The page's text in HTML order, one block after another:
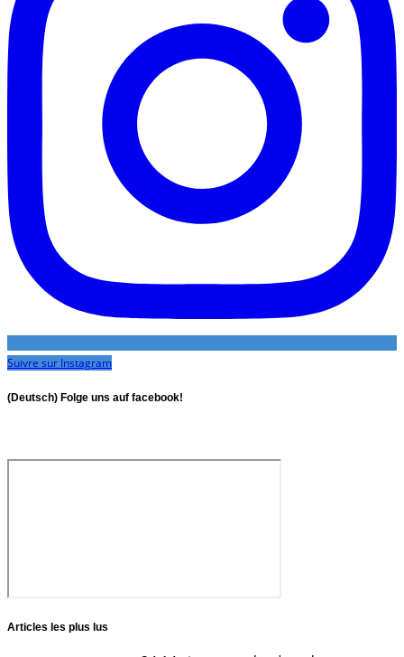
Suivre sur Instagram
(Deutsch) Folge uns auf facebook!
Articles les plus lus